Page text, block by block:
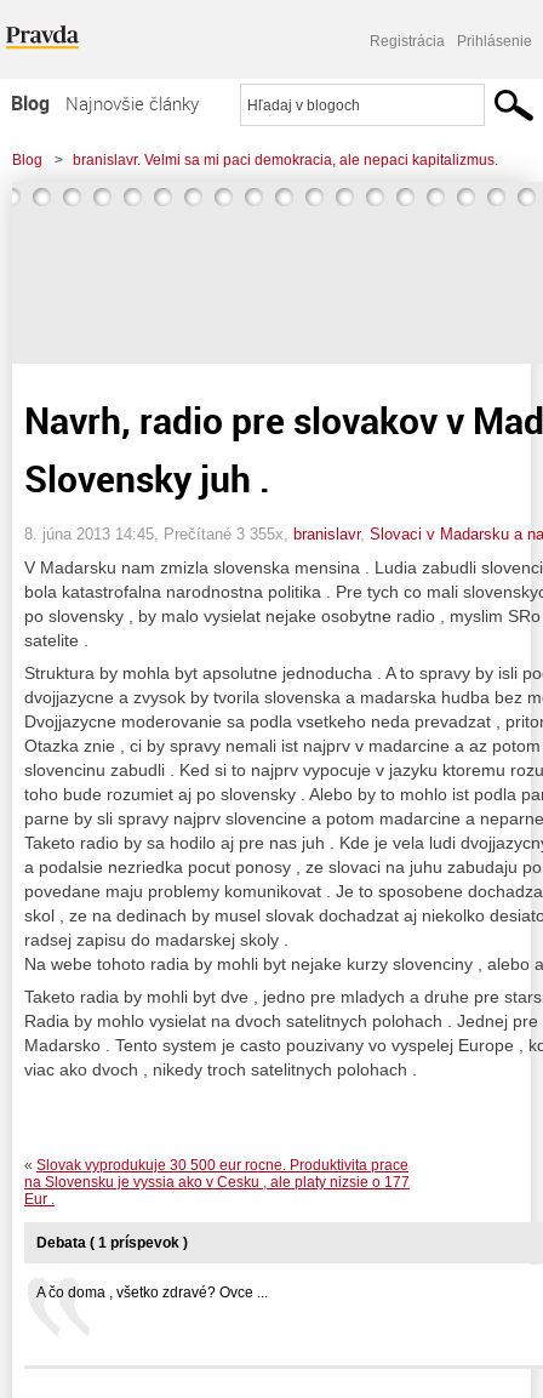
Registrácia Prihlásenie
Blog
Najnovšie články
Najčítanejšie články
Najkomentovanejšie články
Blog > branislavr. Velmi sa mi paci demokracia, ale nepaci kapitalizmus.
> Navrh, radio pre slovakov v Madarsku a Slovensky juh .
Navrh, radio pre slovakov v
Slovensky juh .
8. júna 2013 14:45 , Prečítané 3 355x, branislavr, Slovaci v Madarsku a
V Madarsku nam zmizla slovenska mensina . Ludia zabudli
bola katastrofalna narodnostna politika . Pre tych co mali
po slovensky , by malo vysielat nejake osobytne radio , myslim
satelite .
Struktura by mohla byt apsolutne jednoducha . A to spravy by isli
dvojjazycne a zvysok by tvorila slovenska a madarska hudba bez
Dvojjazycne moderovanie sa podla vsetkeho neda prevadzat ,
Otazka znie , ci by spravy nemali ist najprv v madarcine a az
slovencinu zabudli . Ked si to najprv vypocuje v jazyku ktoremu
toho bude rozumiet aj po slovensky . Alebo by to mohlo ist podla
parne by sli spravy najprv slovencine a potom madarcine a
Taketo radio by sa hodilo aj pre nas juh . Kde je vela ludi
a podalsie nezriedka pocut ponosy , ze slovaci na juhu zabudaju
povedane maju problemy komunikovat . Je to sposobene
skol , ze na dedinach by musel slovak dochadzat aj niekolko
radsej zapisu do madarskej skoly .
Na webe tohoto radia by mohli byt nejake kurzy slovenciny , alebo
Taketo radia by mohli byt dve , jedno pre mladych a druhe pre
Radia by mohlo vysielat na dvoch satelitnych polohach . Jednej
Madarsko . Tento system je casto pouzivany vo vyspelej Europe ,
viac ako dvoch , nikedy troch satelitnych polohach .
« Slovak vyprodukuje 30 500 eur rocne. Produktivita prace
na Slovensku je vyssia ako v Cesku , ale platy nizsie o 177
Eur .
Debata ( 1 príspevok )
A čo doma , všetko zdravé? Ovce ...